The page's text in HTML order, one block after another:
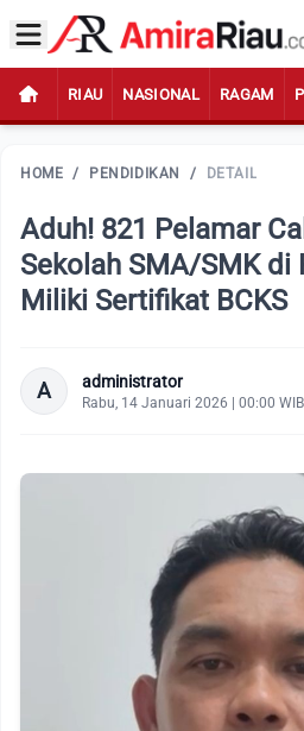
RIAU NASIONAL RAGAM
HOME / PENDIDIKAN / DETAIL
Aduh! 821 Pelamar
Sekolah SMA/SMK di
Miliki Sertifikat BCKS
A administrator
Rabu, 14 Januari 2026 | 00:00 WIB